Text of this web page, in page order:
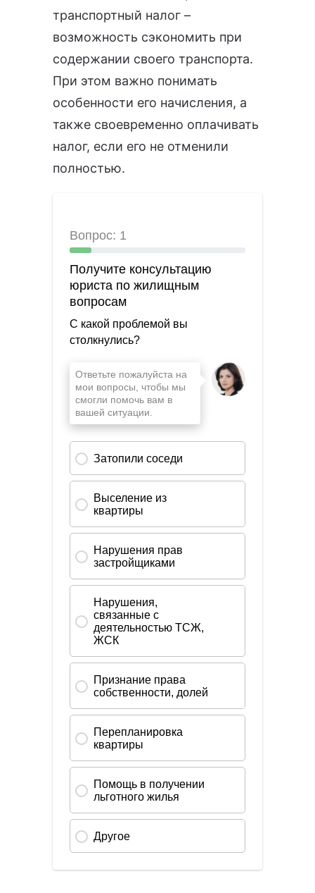
транспортный налог –
возможность сэкономить при
содержании своего транспорта.
При этом важно понимать
особенности его начисления, а
также своевременно оплачивать
налог, если его не отменили
полностью.